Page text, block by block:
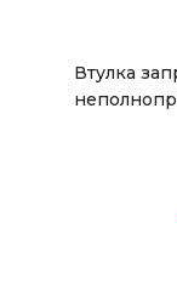
Втулка